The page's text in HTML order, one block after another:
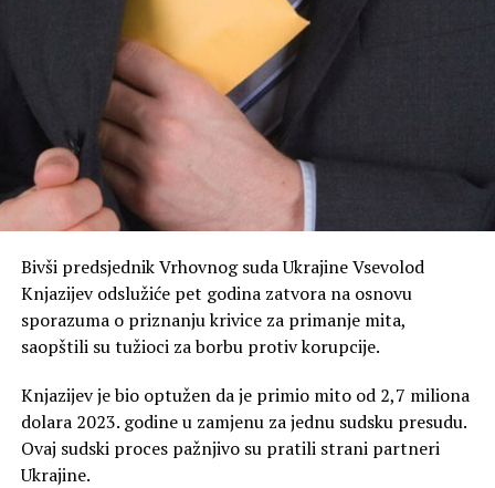
Bivši predsjednik Vrhovnog suda Ukrajine Vsevolod
Knjazijev odslužiće pet godina zatvora na osnovu
sporazuma o priznanju krivice za primanje mita,
saopštili su tužioci za borbu protiv korupcije.
Knjazijev je bio optužen da je primio mito od 2,7 miliona
dolara 2023. godine u zamjenu za jednu sudsku presudu.
Ovaj sudski proces pažnjivo su pratili strani partneri
Ukrajine.